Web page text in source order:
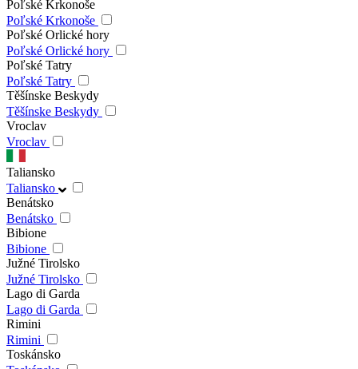
Poľské Krkonoše
Poľské Krkonoše
Poľské Orlické hory
Poľské Orlické hory
Poľské Tatry
Poľské Tatry
Těšínske Beskydy
Těšínske Beskydy
Vroclav
Vroclav
Taliansko
Taliansko
Benátsko
Benátsko
Bibione
Bibione
Južné Tirolsko
Južné Tirolsko
Lago di Garda
Lago di Garda
Rimini
Rimini
Toskánsko